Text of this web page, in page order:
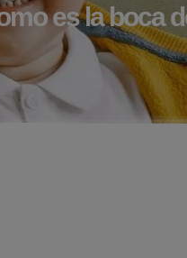
es la boca